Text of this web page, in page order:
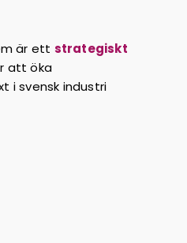
är ett strategiskt
att öka
i svensk industri